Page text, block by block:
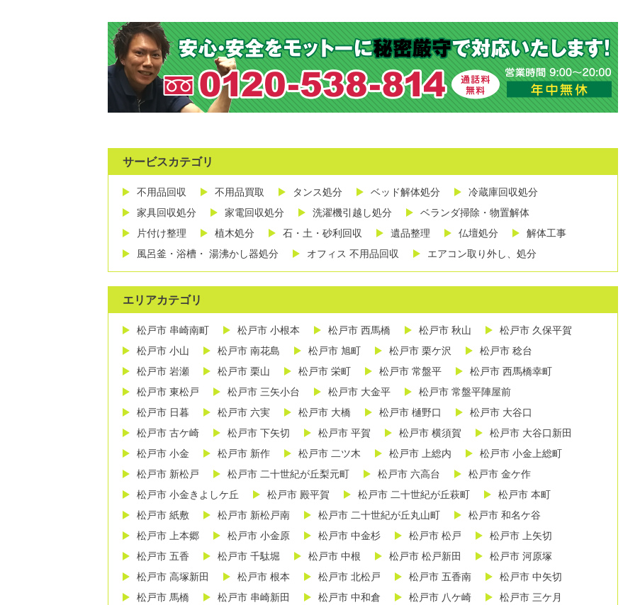
サービスカテゴリ
不用品回収 不用品買取 タンス処分 ベッド解体処分
冷蔵庫回収処分
家具回収処分
家電回収処分 洗濯機引越し処分
ベランダ掃除・物置解体
片付け整理
植木処分 石・土・砂利回収 遺品整理 仏壇処分
解体工事
風呂釜・浴槽・ 湯沸かし器処分
オフィス 不用品回収 エアコン取り外し、処分
エリアカテゴリ
松戸市 串崎南町 松戸市 小根本 松戸市 西馬橋 松戸市 秋山
松戸市 久保平賀
松戸市 小山
松戸市 南花島 松戸市 旭町 松戸市 栗ケ沢
松戸市 稔台
松戸市 岩瀬
松戸市 栗山 松戸市 栄町 松戸市 常盤平
松戸市 西馬橋幸町
松戸市 東松戸
松戸市 三矢小台 松戸市 大金平
松戸市 常盤平陣屋前
松戸市 日暮
松戸市 六実 松戸市 大橋 松戸市 樋野口
松戸市 大谷口
松戸市 古ケ崎
松戸市 下矢切 松戸市 平賀 松戸市 横須賀
松戸市 大谷口新田
松戸市 小金
松戸市 新作 松戸市 二ツ木 松戸市 上総内
松戸市 小金上総町
松戸市 新松戸
松戸市 二十世紀が丘梨元町 松戸市 六高台
松戸市 金ケ作
松戸市 小金きよしケ丘
松戸市 殿平賀 松戸市 二十世紀が丘萩町
松戸市 本町
松戸市 紙敷
松戸市 新松戸南 松戸市 二十世紀が丘丸山町
松戸市 和名ケ谷
松戸市 上本郷
松戸市 小金原 松戸市 中金杉 松戸市 松戸
松戸市 上矢切
松戸市 五香
松戸市 千駄堀 松戸市 中根 松戸市 松戸新田
松戸市 河原塚
松戸市 高塚新田
松戸市 根本 松戸市 北松戸 松戸市 五香南
松戸市 中矢切
松戸市 馬橋
松戸市 串崎新田 松戸市 中和倉 松戸市 八ケ崎 松戸市 三ケ月